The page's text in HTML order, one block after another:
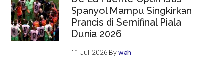
Spanyol Mampu Singkirkan
Prancis di Semifinal Piala
Dunia 2026
11 Juli 2026 Bywah